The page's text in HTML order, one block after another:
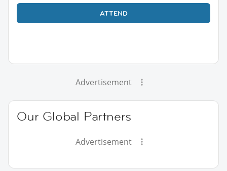
ATTEND
Advertisement
Our Global Partners
Advertisement